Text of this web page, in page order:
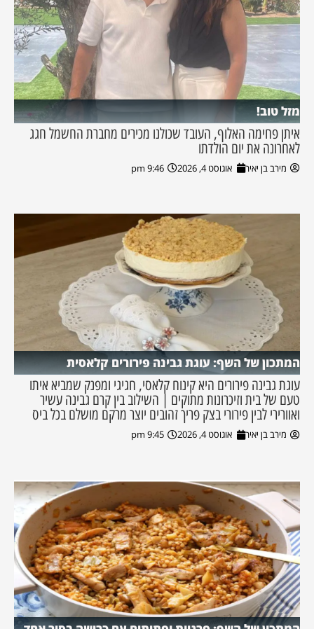
מזל טוב!
איתן פחימה האלוף, העובד שכולנו מכירים מחברת החשמל חגג
לאחרונה את יום הולדתו
מירב בן יאיר אוגוסט 4, 2026 9:46 pm
המתכון של השף: עוגת גבינה פירורים קלאסית
עוגת גבינה פירורים היא קינוח קלאסי, חגיגי ומפנק שמביא איתו
טעם של בית וזיכרונות מתוקים | השילוב בין קרם גבינה עשיר
ואוורירי לבין פירורי בצק פריך זהובים יוצר מרקם מושלם בכל ביס
מירב בן יאיר אוגוסט 4, 2026 9:45 pm